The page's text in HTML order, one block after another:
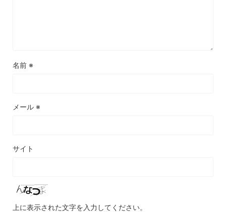
名前 ※
メール ※
サイト
上に表示された文字を入力してください。